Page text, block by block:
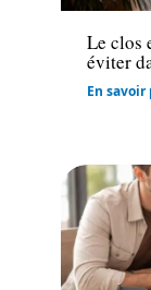
Le clos
éviter
En savoir